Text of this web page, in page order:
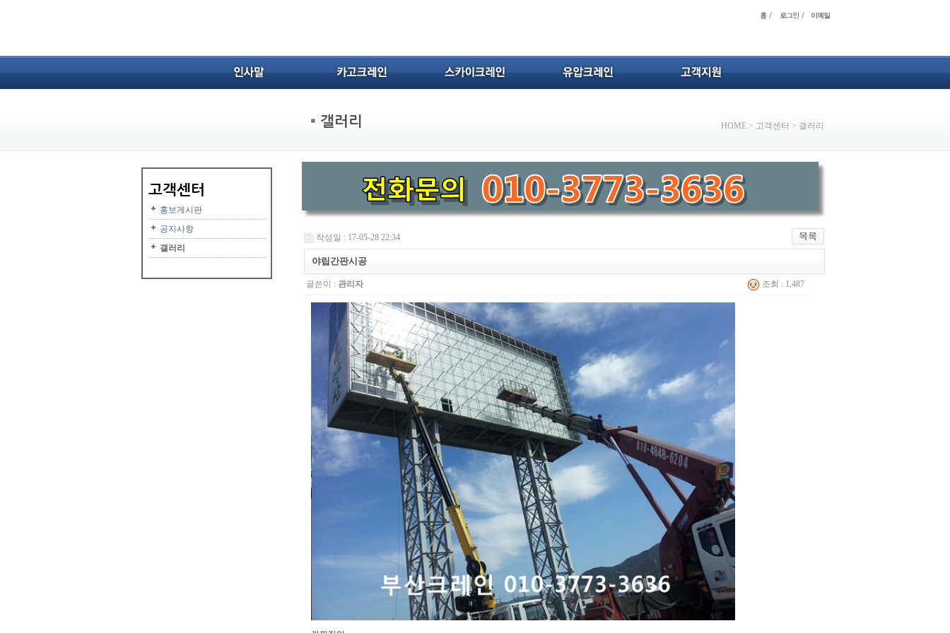
홍보게시판
공지사항
갤러리
HOME> 고객센터 > 갤러리
작성일 : 17-05-28 22:34
야립간판시공
글쓴이 : 관리자 조회 : 1,487